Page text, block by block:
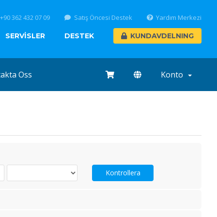
SERVİSLER DESTEK KUNDAVDELNING
+90 362 432 07 09 Satış Öncesi Destek Yardım Merkezi
Oss Konto
Kontrollera